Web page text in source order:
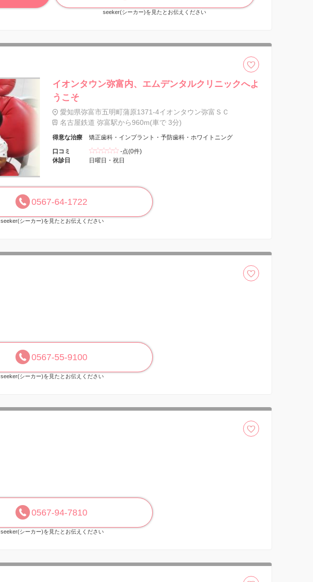
seeker(シーカー)を見たとお伝えください
イオンタウン弥富内、エムデンタルクリニックへよ
うこそ
愛知県弥富市五明町蒲原1371-4イオンタウン弥富ＳＣ
名古屋鉄道 弥富駅から960m(車で 3分)
得意な治療
矯正歯科・インプラント・予防歯科・ホワイトニング
口コミ
-点(0件)
休診日
日曜日・祝日
0567-64-1722
seeker(シーカー)を見たとお伝えください
0567-55-9100
seeker(シーカー)を見たとお伝えください
0567-94-7810
seeker(シーカー)を見たとお伝えください